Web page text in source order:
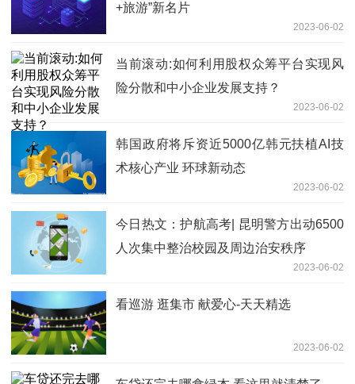
+旅游”新名片
2023-06-02
当前滚动:如何利用股权众筹平台实现风
险分散和中小企业发展支持？
2023-06-02
韩国政府将斥资近5000亿韩元扶植AI技
术核心产业 环球新动态
2023-06-02
今日热文：护航高考| 昆明警方出动6500
人次集中整治校园及周边治安秩序
2023-06-02
看巡游 逛集市 献爱心-天天精选
2023-06-02